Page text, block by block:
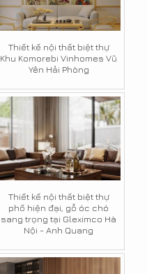
Thiết kế nội thất biệt thự
Khu Komorebi Vinhomes Vũ
Yên Hải Phòng
Thiết kế nội thất biệt thự
phố hiện đại, gỗ óc chó
sang trọng tại Gleximco Hà
Nội - Anh Quang